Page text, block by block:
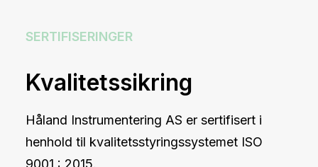
SERTIFISERINGER
Kvalitetssikring
Håland Instrumentering AS er sertifisert i
henhold til kvalitetsstyringssystemet ISO
9001 : 2015.